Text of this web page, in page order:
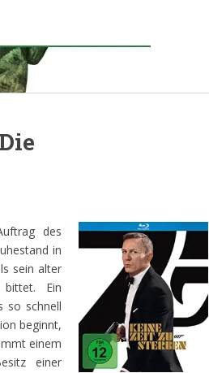
des
in
sein alter
Ein
so schnell
beginnt,
einem
einer